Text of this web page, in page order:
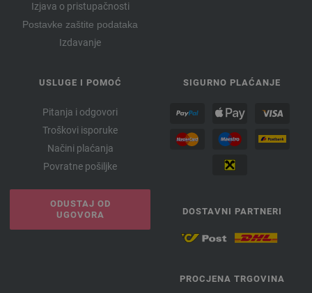
Izjava o pristupačnosti
Postavke zaštite podataka
Izdavanje
USLUGE I POMOĆ
Pitanja i odgovori
Troškovi isporuke
Načini plaćanja
Povratne pošiljke
ODUSTAJ OD
UGOVORA
SIGURNO PLAĆANJE
DOSTAVNI PARTNERI
PROCJENA TRGOVINA